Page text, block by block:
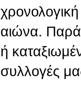
αιώνα.
ή
συλλογές